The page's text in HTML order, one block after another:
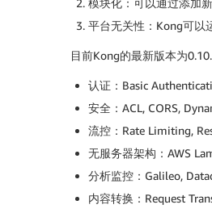
模块化：可以通过添加
平台无关性：Kong可以
目前Kong的最新版本为
认证：Basic
安全：ACL, CORS,
流控：Rate Limiting,
无服务器架构：AWS
分析监控：Galileo,
内容转换：Request